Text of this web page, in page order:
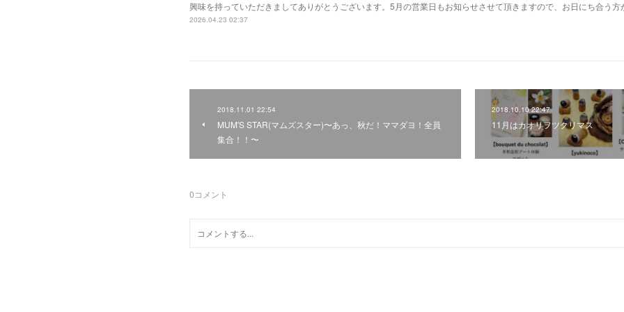
興味を持っていただきましてありがとうございます。5月の営業日もお知らせさせて頂きますので、お日にち合う
2026.04.23 02:37
2018.11.01 22:54
MUM'S STAR(マムズスター)〜あっ、秋だ！ママダヨ！全員
集合！！〜
2018.10.10 22:47
11月はカオリヲツクリマス
0コメント